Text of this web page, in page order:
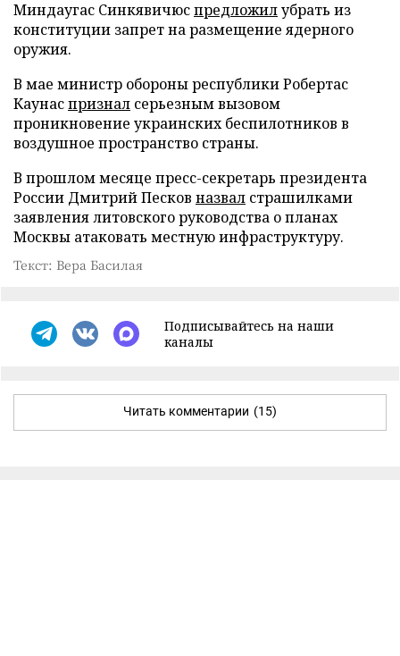
Миндаугас Синкявичюспредложилубрать из
конституции запрет на размещение ядерного
оружия.
В мае министр обороны республики Робертас
Каунаспризнал серьезным вызовом
проникновение украинских беспилотников в
воздушное пространство страны.
В прошлом месяце пресс-секретарь президента
России Дмитрий Песков назвал страшилками
заявления литовского руководства о планах
Москвы атаковать местную инфраструктуру.
Текст: Вера Басилая
Подписывайтесь на наши
каналы
Читать комментарии (15)